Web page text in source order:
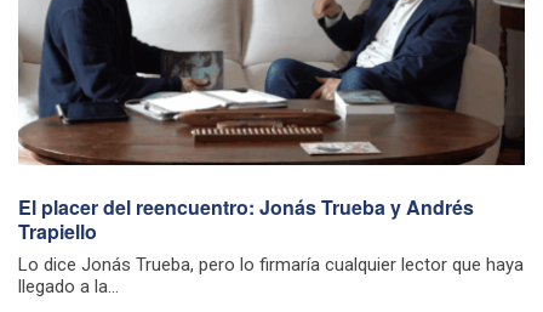
El placer del reencuentro: Jonás Trueba y Andrés
Trapiello
Lo dice Jonás Trueba, pero lo firmaría cualquier lector que haya
llegado a la...